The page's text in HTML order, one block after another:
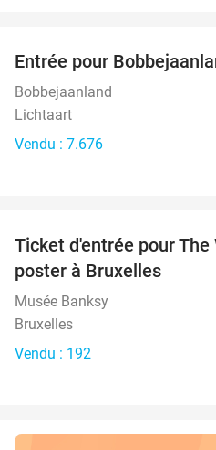
Entrée pour
Bobbejaanland
Lichtaart
Vendu : 7.676
Ticket d'entrée pour
poster à Bruxelles
Musée Banksy
Bruxelles
Vendu : 192